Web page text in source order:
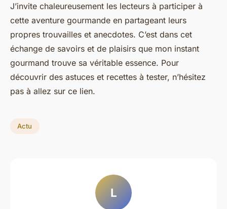
J’invite chaleureusement les lecteurs à participer à
cette aventure gourmande en partageant leurs
propres trouvailles et anecdotes. C’est dans cet
échange de savoirs et de plaisirs que mon instant
gourmand trouve sa véritable essence. Pour
découvrir des astuces et recettes à tester, n’hésitez
pas à allez sur ce lien.
Actu
L